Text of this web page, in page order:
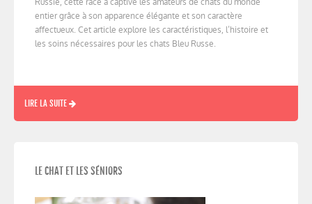
entier grâce à son apparence élégante et son caractère
affectueux. Cet article explore les caractéristiques, l’histoire et
les soins nécessaires pour les chats Bleu Russe.
LIRE LA SUITE
LE CHAT ET LES SÉNIORS